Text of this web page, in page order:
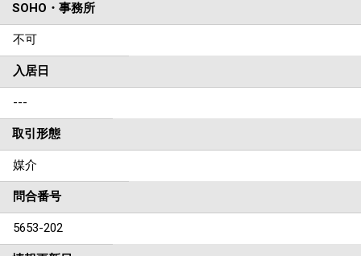
SOHO・事務所
不可
入居日
---
取引形態
媒介
問合番号
5653-202